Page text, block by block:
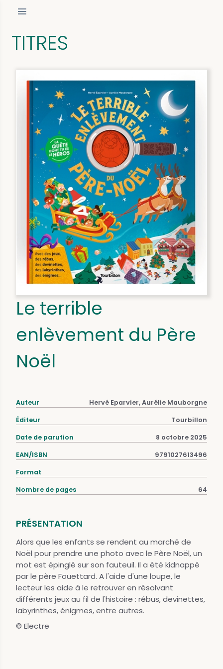
TITRES
Le terrible
enlèvement du Père
Noël
Auteur Hervé Eparvier, Aurélie Mauborgne
Éditeur Tourbillon
Date de parution 8 octobre 2025
EAN/ISBN 9791027613496
Format
Nombre de pages 64
PRÉSENTATION
Alors que les enfants se rendent au marché de
Noël pour prendre une photo avec le Père Noël, un
mot est épinglé sur son fauteuil. Il a été kidnappé
par le père Fouettard. A l'aide d'une loupe, le
lecteur les aide à le retrouver en résolvant
différents jeux au fil de l'histoire : rébus, devinettes,
labyrinthes, énigmes, entre autres.
© Electre